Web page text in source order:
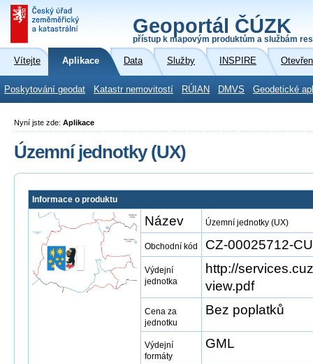
Geoportál ČÚZK
přístup k mapovým produktům a službám
Vítejte Aplikace Data Služby INSPIRE
Poskytování geodat Katastr nemovitostí RÚIAN DMVS Geodetické
Nyní jste zde: Aplikace
Územní jednotky (UX)
Informace o produktu
Název Územní jednotky (UX)
Obchodní kód CZ-00025712-
Výdejní
jednotka
http://
view.pdf
Cena za
jednotku
Bez poplatků
Výdejní
formáty
GML